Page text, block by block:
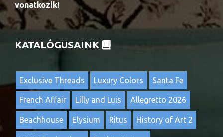
vonatkozik!
KATALÓGUSAINK
Exclusive Threads Luxury Colors Santa Fe
French Affair Lilly and Luis Allegretto 2026
Beachhouse Elysium Ritus History of Art 2